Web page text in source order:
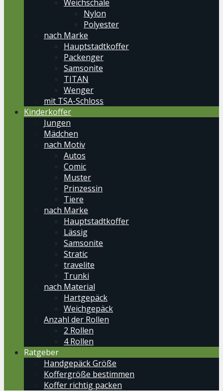
Weichschale
Nylon
Polyester
nach Marke
Hauptstadtkoffer
Packenger
Samsonite
TITAN
Wenger
mit TSA-Schloss
Kinderkoffer
Jungen
Mädchen
nach Motiv
Autos
Comic
Muster
Prinzessin
Tiere
nach Marke
Hauptstadtkoffer
Lässig
Samsonite
Stratic
travelite
Trunki
nach Material
Hartgepäck
Weichgepäck
Anzahl der Rollen
2 Rollen
4 Rollen
Ratgeber
Handgepäck Größe
Koffergröße bestimmen
Koffer richtig packen